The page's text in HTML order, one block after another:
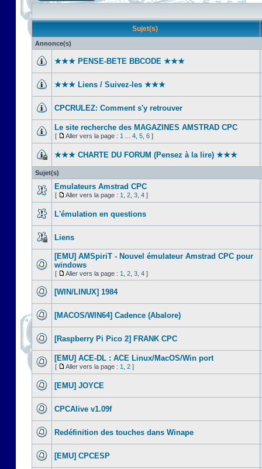
Sujet(s)
Annonce(s)
★★★ PENSE-BETE BBCODE ★★★
★★★ Liens / Suivez-les ★★★
CPCRULEZ: Comment s'y retrouver‎
Le site recherche des MAGAZINES AMSTRAD CPC
[ Aller vers la page : 1 4 5 6 ]
★★★ CHARTE DU FORUM (Pensez à la lire) ★★★
Sujet(s)
Emulateurs Amstrad CPC
[ Aller vers la page : 1 2 3 4 ]
L'émulation en questions
Liens
[EMU] AMSpiriT - Nouvel émulateur Amstrad CPC pour
windows
[ Aller vers la page : 1 2 3 4 ]
[WIN/LINUX] 1984
[MACOS/WIN64] Cadence (Abalore)
[Raspberry Pi Pico 2] FRANK CPC
[EMU] ACE-DL : ACE Linux/MacOS/Win port
[ Aller vers la page : 1 2 ]
[EMU] JOYCE
CPCAlive v1.09f
Redéfinition des touches dans Winape
[EMU] CPCESP